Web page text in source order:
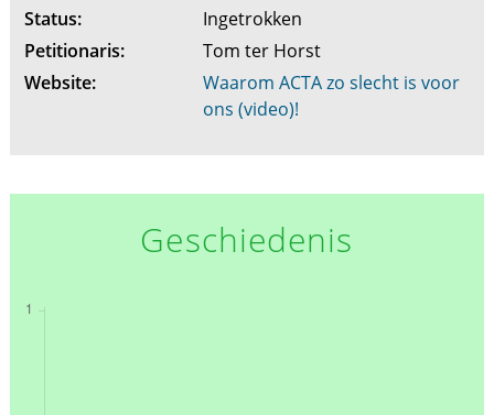
Status:
Ingetrokken
Petitionaris:
Tom ter Horst
Website:
Waarom ACTA zo slecht is voor
ons (video)!
Geschiedenis